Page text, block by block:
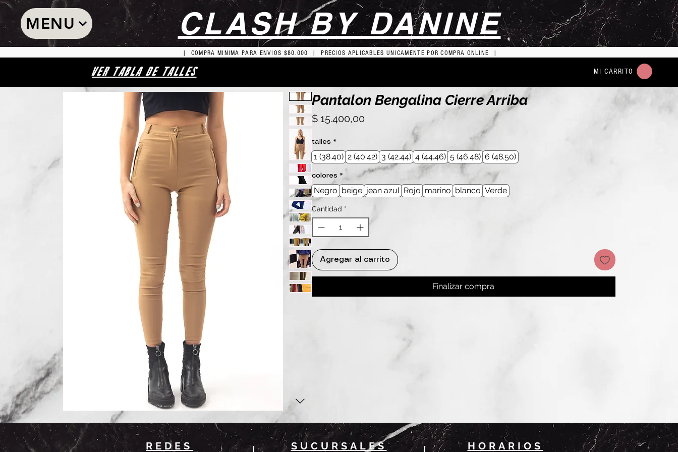
MENU CLASH BY DANINE
| COMPRA MINIMA PARA ENVIOS $80.000 | PRECIOS APLICABLES UNICAMENTE POR COMPRA ONLINE |
VER TABLA DE TALLES MI CARRITO
Pantalon Bengalina Cierre Arriba
$ 15.400,00Precio
talles *
1 (38.40) 2 (40.42) 3 (42.44) 4 (44.46) 5 (46.48) 6 (48.50)
colores *
Negro beige jean azul Rojo marino blanco Verde
Cantidad *
Agregar al carrito
Finalizar compra
REDES SUCURSALES HORARIOS